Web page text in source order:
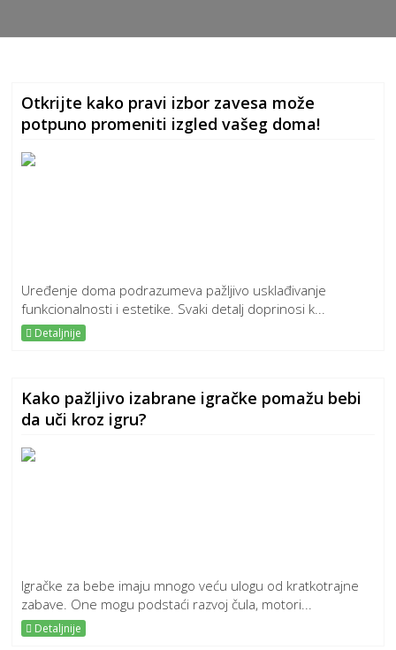
Otkrijte kako pravi izbor zavesa može
potpuno promeniti izgled vašeg doma!
Uređenje doma podrazumeva pažljivo usklađivanje
funkcionalnosti i estetike. Svaki detalj doprinosi k...
Detaljnije
Kako pažljivo izabrane igračke pomažu bebi
da uči kroz igru?
Igračke za bebe imaju mnogo veću ulogu od kratkotrajne
zabave. One mogu podstaći razvoj čula, motori...
Detaljnije